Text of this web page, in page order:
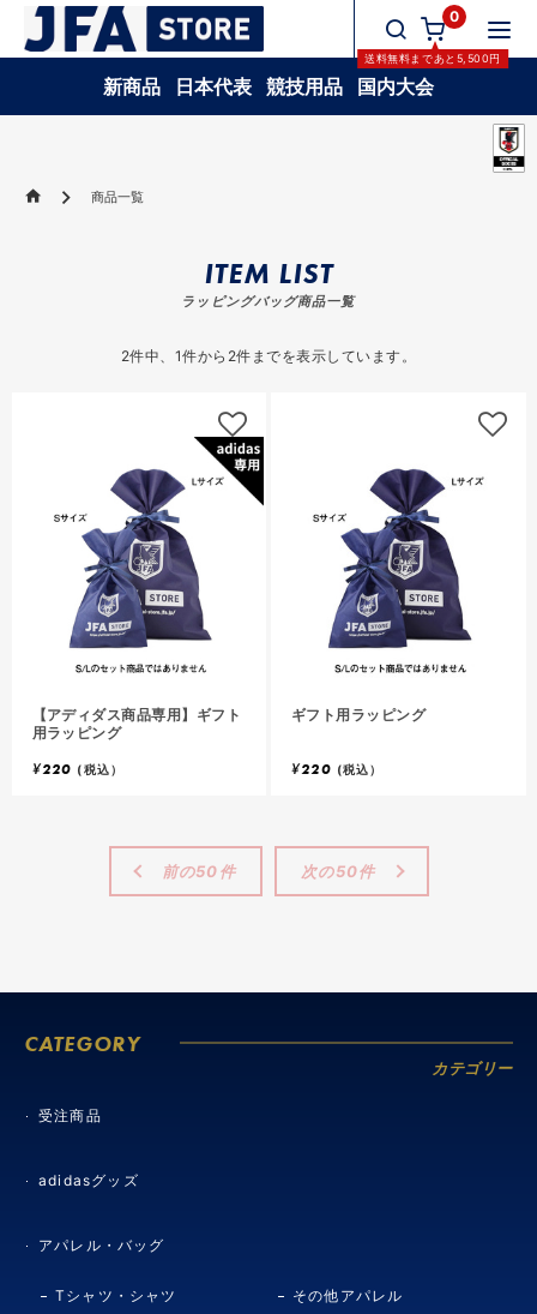
0
送料無料まであと 5,500円
新商品 日本代表 競技用品 国内大会
商品一覧
ITEM LIST
ラッピングバッグ商品一覧
2件中、 1件から 2件までを表示しています。
【アディダス商品専用】ギフト
用ラッピング
¥220 (税込）
ギフト用ラッピング
¥220 (税込）
前の50件 次の50件
CATEGORY
カテゴリー
受注商品
adidasグッズ
アパレル・バッグ
Tシャツ・シャツ その他アパレル